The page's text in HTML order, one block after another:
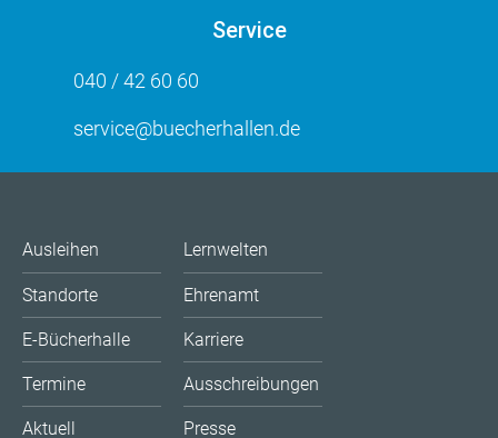
Service
040 / 42 60 60
service@buecherhallen.de
Ausleihen
Standorte
E-Bücherhalle
Termine
Aktuell
Lernwelten
Ehrenamt
Karriere
Ausschreibungen
Presse